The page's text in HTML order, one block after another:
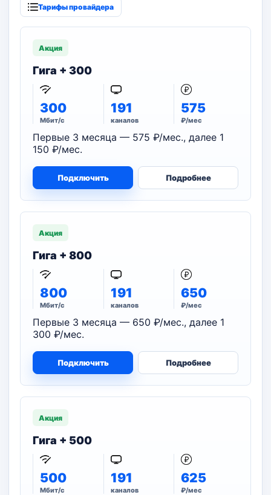
Тарифы провайдера
Акция
Гига + 300
300
Мбит/с
191
каналов
575
₽/мес
Первые 3 месяца — 575 ₽/мес., далее 1
150 ₽/мес.
Подключить Подробнее
Акция
Гига + 800
800
Мбит/с
191
каналов
650
₽/мес
Первые 3 месяца — 650 ₽/мес., далее 1
300 ₽/мес.
Подключить Подробнее
Акция
Гига + 500
500
Мбит/с
191
каналов
625
₽/мес